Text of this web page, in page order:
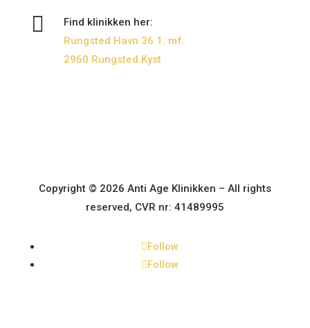

Find klinikken her:
Rungsted Havn 36 1. mf.
2960 Rungsted Kyst
Copyright © 2026 Anti Age Klinikken – All rights
reserved, CVR nr: 41489995
Follow
Follow